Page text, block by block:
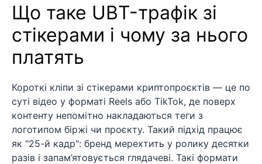
Що таке UBT-трафік зі
стікерами і чому за нього
платять
Короткі кліпи зі стікерами криптопроєктів — це по
суті відео у форматі Reels або TikTok, де поверх
контенту непомітно накладаються теги з
логотипом біржі чи проєкту. Такий підхід працює
як "25-й кадр": бренд мерехтить у ролику десятки
разів і запам’ятовується глядачеві. Такі формати